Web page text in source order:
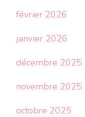
février 2026
janvier 2026
décembre 2025
novembre 2025
octobre 2025